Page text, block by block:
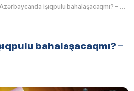
Azərbaycanda işıqpulu bahalaşacaqmı? – Rəsmi
bahalaşacaqmı? –